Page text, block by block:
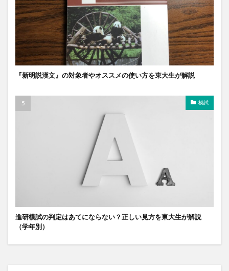
『新明説漢文』の対象者やオススメの使い方を東大生が解説
模試
進研模試の判定はあてにならない？正しい見方を東大生が解説
（学年別）